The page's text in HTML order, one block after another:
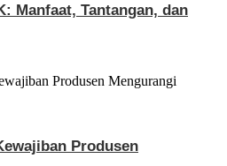
Manfaat, Tantangan, dan
Produsen